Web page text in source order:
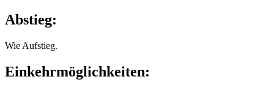
Abstieg:
Wie Aufstieg.
Einkehrmöglichkeiten: